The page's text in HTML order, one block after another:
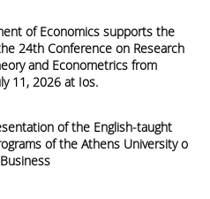
of Economics supports the
24th Conference on Research
and Econometrics from
11, 2026 at Ios.
of the English-taught
of the Athens University of